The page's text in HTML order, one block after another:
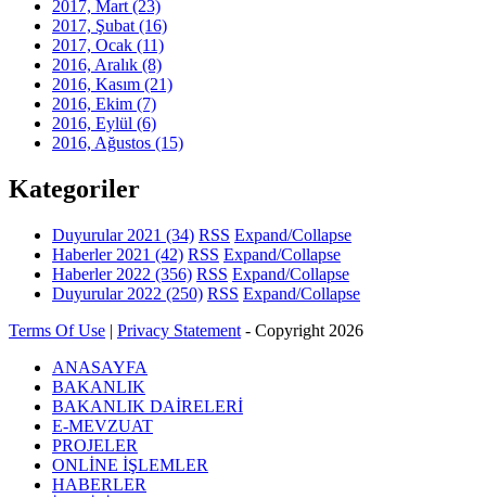
2017, Mart (23)
2017, Şubat (16)
2017, Ocak (11)
2016, Aralık (8)
2016, Kasım (21)
2016, Ekim (7)
2016, Eylül (6)
2016, Ağustos (15)
Kategoriler
Duyurular 2021 (34) RSS Expand/Collapse
Haberler 2021 (42) RSS Expand/Collapse
Haberler 2022 (356) RSS Expand/Collapse
Duyurular 2022 (250) RSS Expand/Collapse
Terms Of Use | Privacy Statement - Copyright 2026
ANASAYFA
BAKANLIK
BAKANLIK DAİRELERİ
E-MEVZUAT
PROJELER
ONLİNE İŞLEMLER
HABERLER